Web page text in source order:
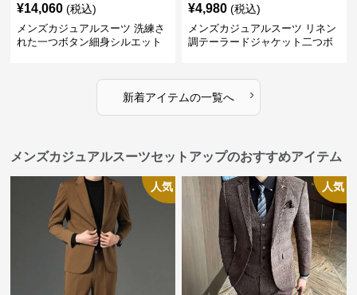
¥14,060 (税込)
メンズカジュアルスーツ 洗練さ
れた一つボタン細身シルエット
¥4,980 (税込)
メンズカジュアルスーツ リネン
調テーラードジャケット二つボ
新着アイテムの一覧へ ›
メンズカジュアルスーツセットアップのおすすめアイテム
人気 人気